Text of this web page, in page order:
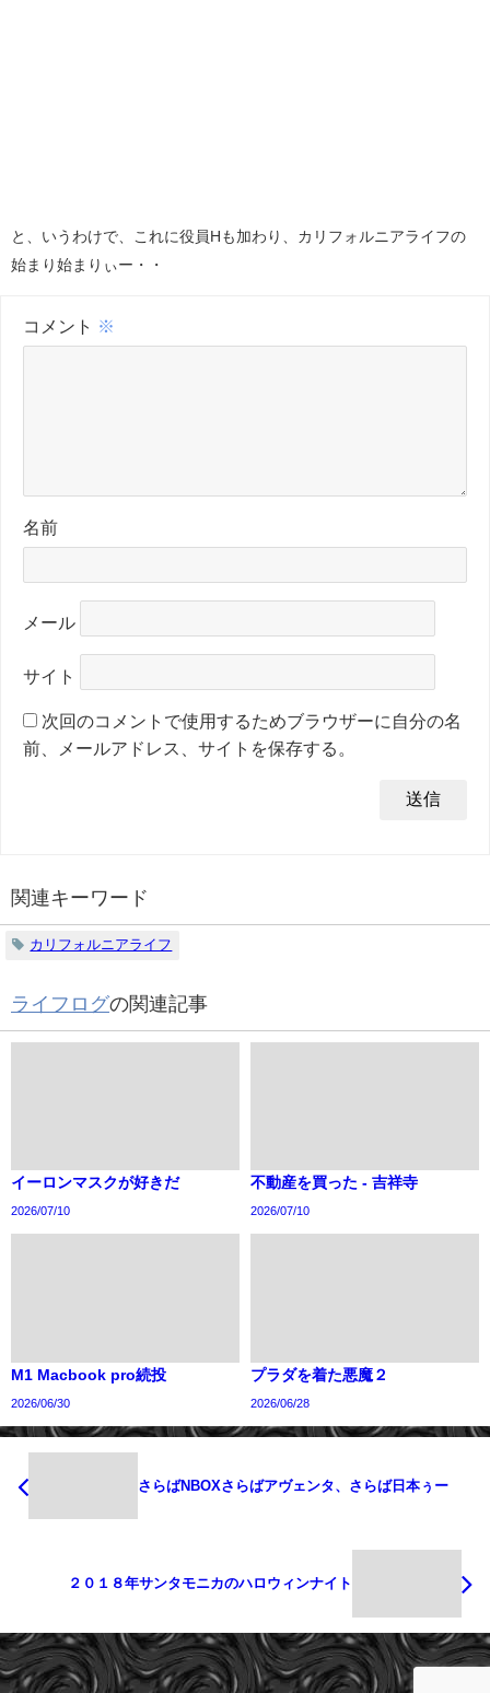
と、いうわけで、これに役員Hも加わり、カリフォルニアライフの
始まり始まりぃー・・
コメント ※
名前
メール
サイト
次回のコメントで使用するためブラウザーに自分の名
前、メールアドレス、サイトを保存する。
関連キーワード
カリフォルニアライフ
ライフログの関連記事
イーロンマスクが好きだ
2026/07/10
不動産を買った - 吉祥寺
2026/07/10
M1 Macbook pro続投
2026/06/30
プラダを着た悪魔２
2026/06/28
さらばNBOXさらばアヴェンタ、さらば日本ぅー
２０１８年サンタモニカのハロウィンナイト